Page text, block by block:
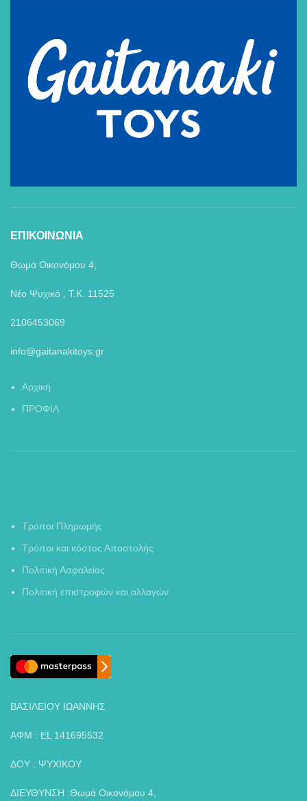
ΕΠΙΚΟΙΝΩΝΙΑ
Θωμά Οικονόμου 4,
Νέο Ψυχικό , Τ.Κ. 11525
2106453069
info@gaitanakitoys.gr
Αρχική
ΠΡΟΦΙΛ
Τρόποι Πληρωμής
Τρόποι και κόστος Αποστολής
Πολιτική Ασφαλείας
Πολιτική επιστροφών και αλλαγών
ΒΑΣΙΛΕΙΟΥ ΙΩΑΝΝΗΣ
ΑΦΜ : EL 141695532
ΔΟΥ : ΨΥΧΙΚΟΥ
ΔΙΕΥΘΥΝΣΗ :Θωμά Οικονόμου 4,